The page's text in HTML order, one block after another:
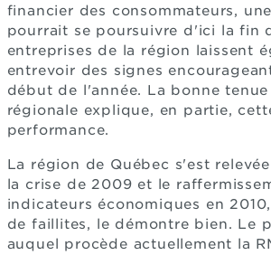
financier des consommateurs,
pourrait se poursuivre d'ici la fin
entreprises de la région laissent
entrevoir des signes
début de l'année. La bonne
régionale explique, en partie,
performance.
La région de Québec s'est
la crise de 2009 et le
indicateurs économiques en
de faillites, le démontre bien. Le
auquel procède actuellement la